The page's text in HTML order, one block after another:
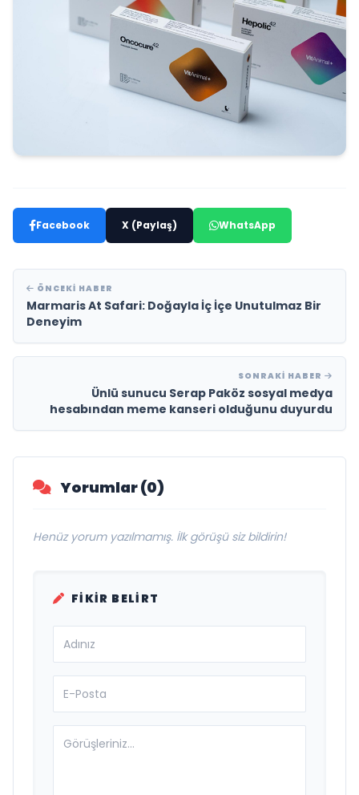
Facebook X (Paylaş) WhatsApp
ÖNCEKI HABER
Marmaris At Safari: Doğayla İç İçe Unutulmaz Bir
Deneyim
SONRAKI HABER
Ünlü sunucu Serap Paköz sosyal medya
hesabından meme kanseri olduğunu duyurdu
Yorumlar (0)
Henüz yorum yazılmamış. İlk görüşü siz bildirin!
FIKIR BELIRT